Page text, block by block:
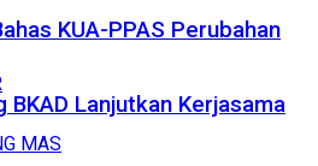
MAS
KUA-PPAS Perubahan
BKAD Lanjutkan Kerjasama